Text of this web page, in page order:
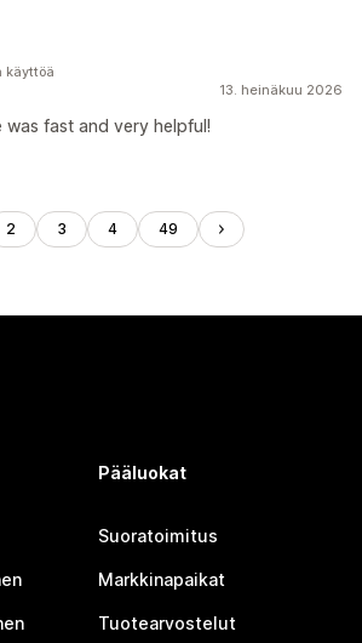
13. heinäkuu 2026
was fast and very helpful!
käyttöä
2 3 4 49
Pääluokat
Suoratoimitus
Markkinapaikat
Tuotearvostelut